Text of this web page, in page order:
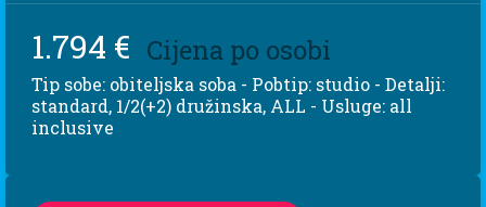
1.794 € Cijena po osobi
Tip sobe: obiteljska soba - Pobtip: studio - Detalji:
standard, 1/2(+2) družinska, ALL - Usluge: all
inclusive